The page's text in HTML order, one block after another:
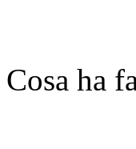
Cosa ha